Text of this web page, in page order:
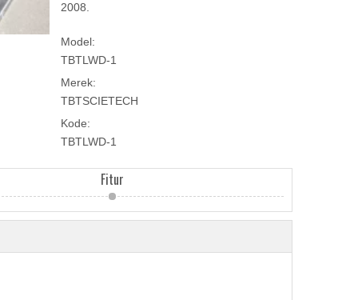
2008.
Model:
TBTLWD-1
Merek:
TBTSCIETECH
Kode:
TBTLWD-1
Fitur